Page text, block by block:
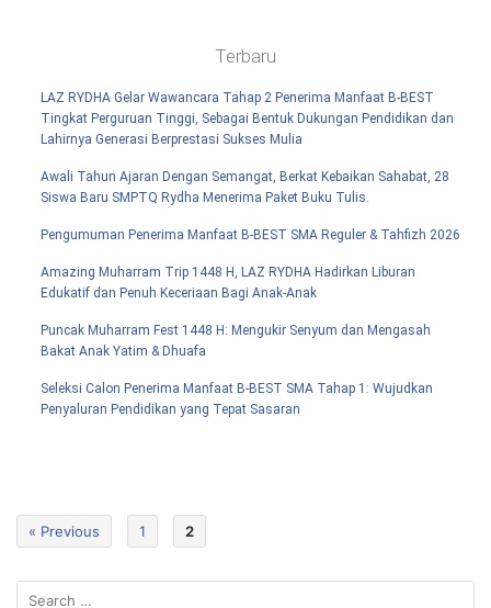
Terbaru
LAZ RYDHA Gelar Wawancara Tahap 2 Penerima Manfaat B-BEST
Tingkat Perguruan Tinggi, Sebagai Bentuk Dukungan Pendidikan dan
Lahirnya Generasi Berprestasi Sukses Mulia
Awali Tahun Ajaran Dengan Semangat, Berkat Kebaikan Sahabat, 28
Siswa Baru SMPTQ Rydha Menerima Paket Buku Tulis.
Pengumuman Penerima Manfaat B-BEST SMA Reguler & Tahfizh 2026
Amazing Muharram Trip 1448 H, LAZ RYDHA Hadirkan Liburan
Edukatif dan Penuh Keceriaan Bagi Anak-Anak
Puncak Muharram Fest 1448 H: Mengukir Senyum dan Mengasah
Bakat Anak Yatim & Dhuafa
Seleksi Calon Penerima Manfaat B-BEST SMA Tahap 1: Wujudkan
Penyaluran Pendidikan yang Tepat Sasaran
« Previous 1 2